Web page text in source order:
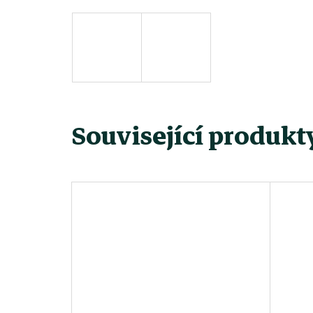
Související